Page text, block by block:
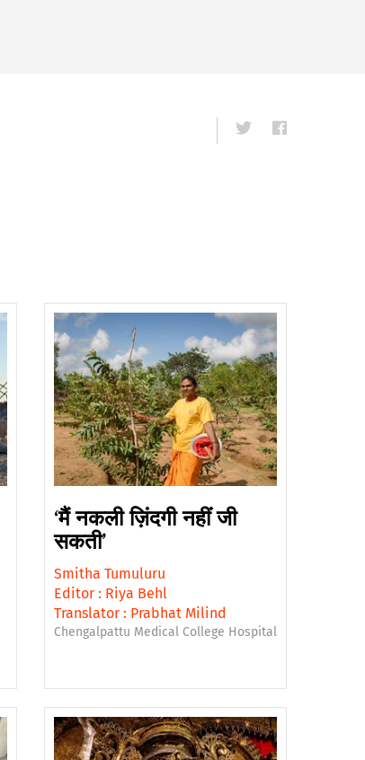
‘मैं नकली ज़िंदगी नहीं जी
सकती’
Smitha Tumuluru
Editor : Riya Behl
Translator : Prabhat Milind
Chengalpattu Medical College Hospital